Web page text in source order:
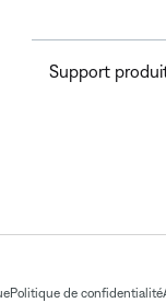
Support
Politique de confidentialité